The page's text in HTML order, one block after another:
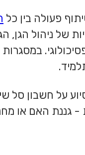
פעולה בין כל
של ניהול הגן,
על חשבון סל
- גננת האם או